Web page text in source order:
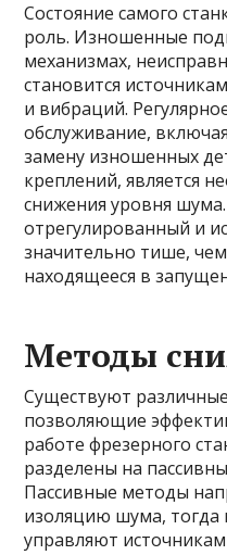
Состояние самого
роль. Изношенные
механизмах,
становится
и вибраций.
обслуживание,
замену изношенных
креплений, является
снижения уровня
отрегулированный и
значительно тише,
находящееся в
Методы
Существуют
позволяющие
работе фрезерного
разделены на
Пассивные методы
изоляцию шума,
управляют